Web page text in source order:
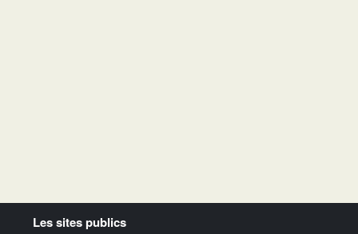
Les sites publics